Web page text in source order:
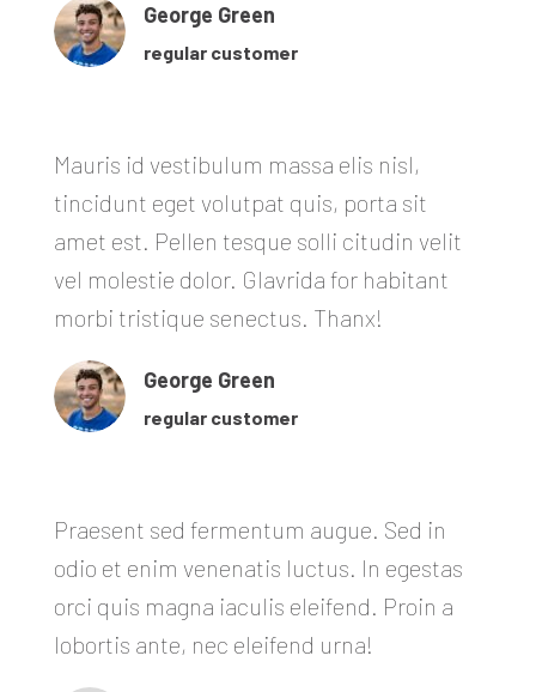
George Green
regular customer
Mauris id vestibulum massa elis nisl,
tincidunt eget volutpat quis, porta sit
amet est. Pellen tesque solli citudin velit
vel molestie dolor. Glavrida for habitant
morbi tristique senectus. Thanx!
George Green
regular customer
Praesent sed fermentum augue. Sed in
odio et enim venenatis luctus. In egestas
orci quis magna iaculis eleifend. Proin a
lobortis ante, nec eleifend urna!